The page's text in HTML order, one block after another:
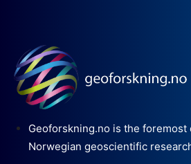
Geoforskning.no is the foremost
Norwegian geoscientific